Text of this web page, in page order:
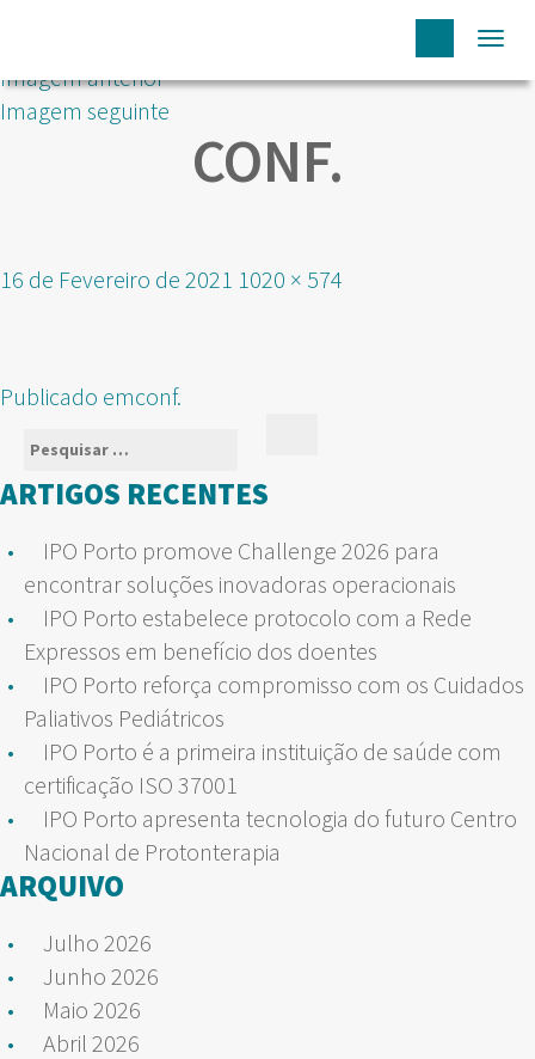
Imagem anterior
Imagem seguinte
CONF.
Publicado
16 de Fevereiro de 2021 Tamanho
1020 × 574
NAVEGAÇÃO
ARTIGOS
Publicado emconf.
Pesquisar
por:
ARTIGOS RECENTES
IPO Porto promove Challenge 2026 para
encontrar soluções inovadoras operacionais
IPO Porto estabelece protocolo com a Rede
Expressos em benefício dos doentes
IPO Porto reforça compromisso com os Cuidados
Paliativos Pediátricos
IPO Porto é a primeira instituição de saúde com
certificação ISO 37001
IPO Porto apresenta tecnologia do futuro Centro
Nacional de Protonterapia
ARQUIVO
Julho 2026
Junho 2026
Maio 2026
Abril 2026